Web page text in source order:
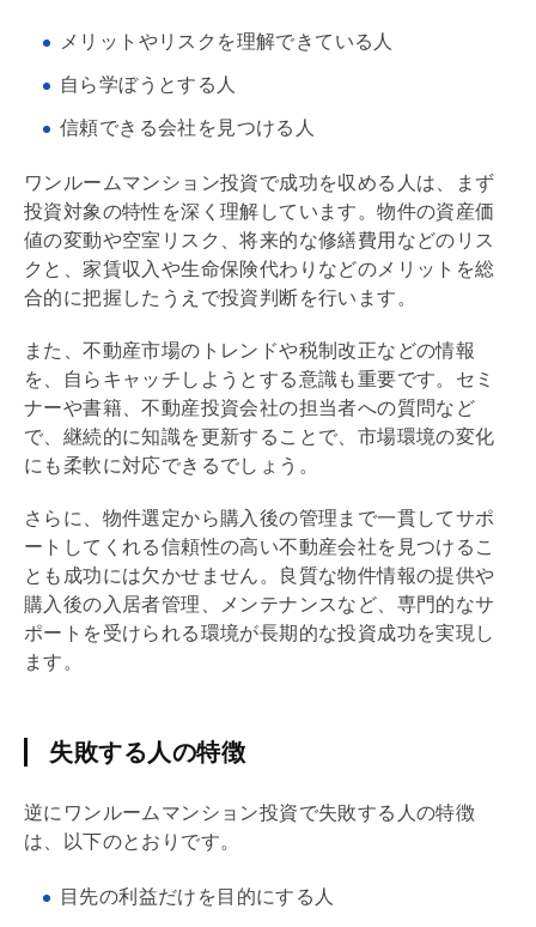
メリットやリスクを理解できている人
自ら学ぼうとする人
信頼できる会社を見つける人
ワンルームマンション投資で成功を収める人は、まず
投資対象の特性を深く理解しています。物件の資産価
値の変動や空室リスク、将来的な修繕費用などのリス
クと、家賃収入や生命保険代わりなどのメリットを総
合的に把握したうえで投資判断を行います。
また、不動産市場のトレンドや税制改正などの情報
を、自らキャッチしようとする意識も重要です。セミ
ナーや書籍、不動産投資会社の担当者への質問など
で、継続的に知識を更新することで、市場環境の変化
にも柔軟に対応できるでしょう。
さらに、物件選定から購入後の管理まで一貫してサポ
ートしてくれる信頼性の高い不動産会社を見つけるこ
とも成功には欠かせません。良質な物件情報の提供や
購入後の入居者管理、メンテナンスなど、専門的なサ
ポートを受けられる環境が長期的な投資成功を実現し
ます。
失敗する人の特徴
逆にワンルームマンション投資で失敗する人の特徴
は、以下のとおりです。
目先の利益だけを目的にする人